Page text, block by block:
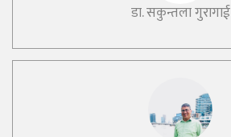
डा. सकुन्तला गुरागाई